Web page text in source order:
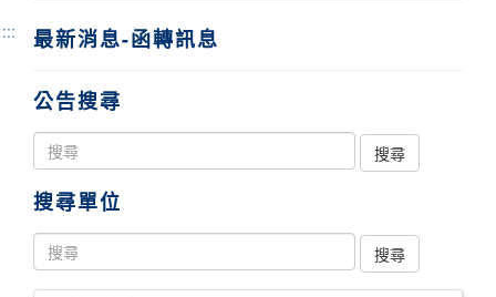
::: 最新消息-函轉訊息
公告搜尋
搜尋單位